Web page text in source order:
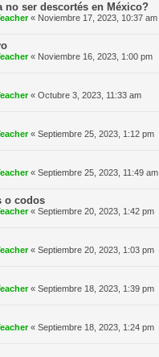
no ser descortés en México?
« Noviembre 17, 2023, 10:37 am
« Noviembre 16, 2023, 1:00 pm
« Octubre 3, 2023, 11:33 am
« Septiembre 25, 2023, 1:12 pm
« Septiembre 25, 2023, 11:49 am
o codos
« Septiembre 20, 2023, 1:42 pm
« Septiembre 20, 2023, 1:03 pm
« Septiembre 18, 2023, 1:39 pm
« Septiembre 18, 2023, 1:24 pm